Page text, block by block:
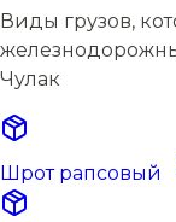
Виды грузов,
Чулак
Шрот рапсовый